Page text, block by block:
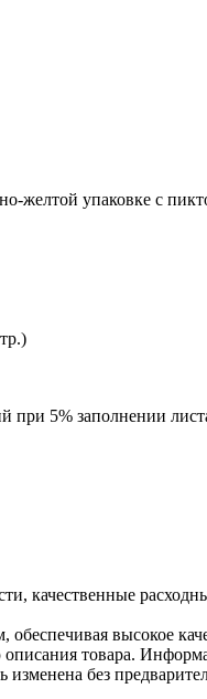
желтой упаковке с
5% заполнении
качественные
высокое
товара.
без